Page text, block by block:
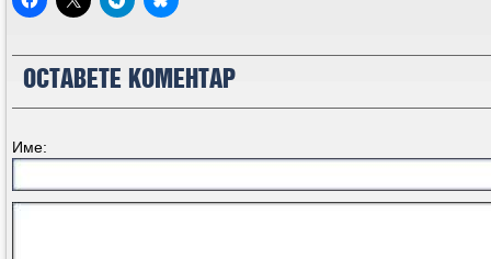
ОСТАВЕТЕ КОМЕНТАР
Име: